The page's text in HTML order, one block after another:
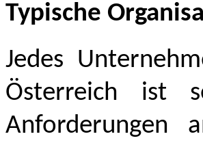
Typische
Jedes
Österreich ist
Anforderungen